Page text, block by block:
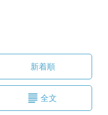
新着順
全文